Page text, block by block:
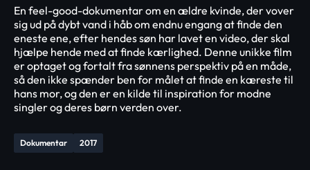
Dokumentar 2017
En feel-good-dokumentar om en ældre kvinde, der vover
sig ud på dybt vand i håb om endnu engang at finde den
eneste ene, efter hendes søn har lavet en video, der skal
hjælpe hende med at finde kærlighed. Denne unikke film
er optaget og fortalt fra sønnens perspektiv på en måde,
så den ikke spænder ben for målet at finde en kæreste til
hans mor, og den er en kilde til inspiration for modne
singler og deres børn verden over.